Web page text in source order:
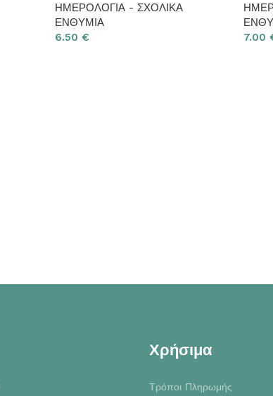
ΗΜΕΡΟΛΟΓΙΑ - ΣΧΟΛΙΚΑ
ΕΝΘΥΜΙΑ
6.50 €
7.00
Χρήσιμα
Τρόποι Πληρωμής